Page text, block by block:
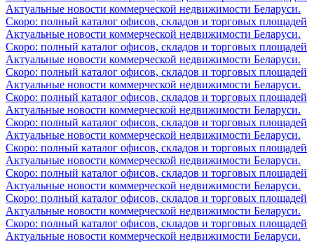
Актуальные новости коммерческой недвижимости Беларуси.
Скоро: полный каталог офисов, складов и торговых площадей
Актуальные новости коммерческой недвижимости Беларуси.
Скоро: полный каталог офисов, складов и торговых площадей
Актуальные новости коммерческой недвижимости Беларуси.
Скоро: полный каталог офисов, складов и торговых площадей
Актуальные новости коммерческой недвижимости Беларуси.
Скоро: полный каталог офисов, складов и торговых площадей
Актуальные новости коммерческой недвижимости Беларуси.
Скоро: полный каталог офисов, складов и торговых площадей
Актуальные новости коммерческой недвижимости Беларуси.
Скоро: полный каталог офисов, складов и торговых площадей
Актуальные новости коммерческой недвижимости Беларуси.
Скоро: полный каталог офисов, складов и торговых площадей
Актуальные новости коммерческой недвижимости Беларуси.
Скоро: полный каталог офисов, складов и торговых площадей
Актуальные новости коммерческой недвижимости Беларуси.
Скоро: полный каталог офисов, складов и торговых площадей
Актуальные новости коммерческой недвижимости Беларуси.